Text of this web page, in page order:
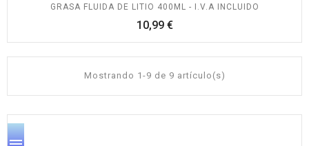
GRASA FLUIDA DE LITIO 400ML - I.V.A INCLUIDO
10,99 €Precio
Mostrando 1-9 de 9 artículo(s)